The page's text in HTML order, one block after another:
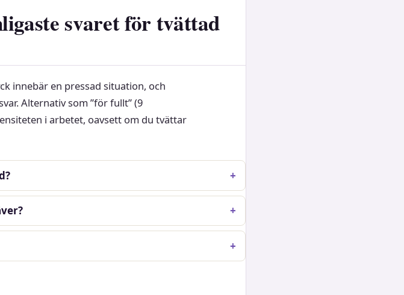
svaret för tvättad
innebär en pressad situation, och
Alternativ som ”för fullt” (9
i arbetet, oavsett om du tvättar